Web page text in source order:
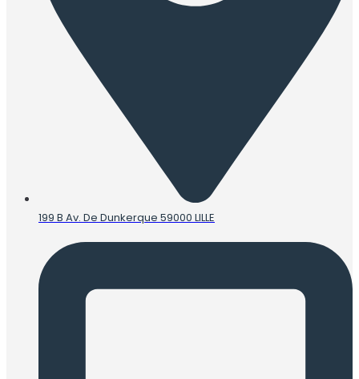
199 B Av. De Dunkerque 59000 LILLE